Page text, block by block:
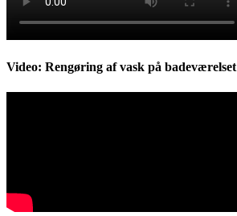
Video: Rengøring af vask på badeværelset